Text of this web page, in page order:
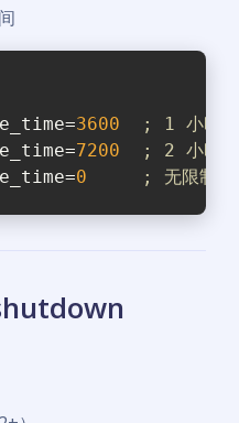
=3600
; 1 小时（
=7200
; 2 小时
=0 ; 无限制